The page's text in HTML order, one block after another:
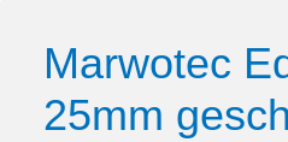
Marwotec
25mm